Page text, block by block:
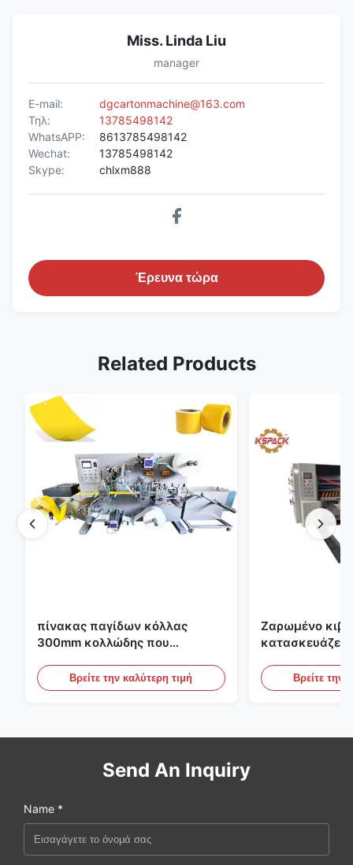
Miss. Linda Liu
manager
E-mail:
dgcartonmachine@163.com
Τηλ:
13785498142
WhatsAPP:
8613785498142
Wechat:
13785498142
Skype:
chlxm888
Έρευνα τώρα
Related Products
πίνακας παγίδων κόλλας
300mm κολλώδης που
γεωργίαΒρείτε την καλύτερη τιμή
Ζαρωμένο
κατασκευάζει
το ζαρωμένο
Βρείτε την
Send An Inquiry
Name *